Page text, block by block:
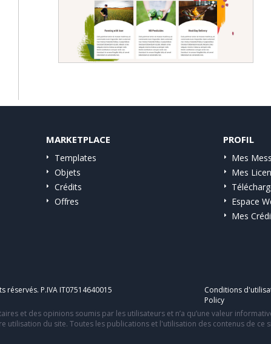
MARKETPLACE
Templates
Objets
Crédits
Offres
PROFIL
Mes
Mes
Espace
Mes
réservés. P.IVA IT07514640015 Conditions
Policy
et des opinions soumis par les utilisateurs et n’a qu’une valeur
utilisation du site. Toutes les publications et l'utilisation des contenus de